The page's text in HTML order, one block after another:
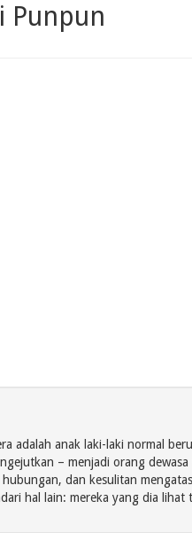
Punpun
adalah anak laki-laki normal
– menjadi orang
dan kesulitan
hal lain: mereka yang dia